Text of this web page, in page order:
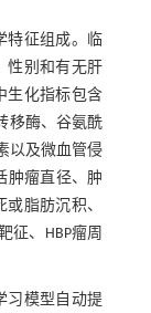
特征组成。临
性别和有无肝
生化指标包含
移酶、谷氨酰
以及微血管侵
肿瘤直径、肿
脂肪沉积、
征、HBP瘤周
习模型自动提